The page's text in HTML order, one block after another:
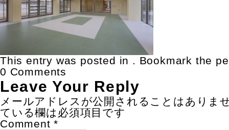
This entry was posted in . Bookmark the
0 Comments
Leave Your Reply
メールアドレスが公開されることはありま
ている欄は必須項目です
Comment *